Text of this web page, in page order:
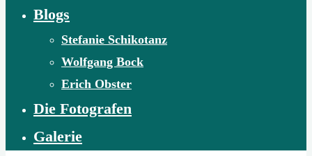
Blogs
Stefanie Schikotanz
Wolfgang Bock
Erich Obster
Die Fotografen
Galerie